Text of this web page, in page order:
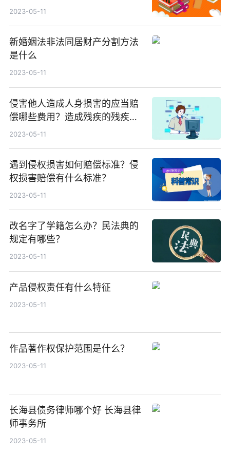
2023-05-11
新婚姻法非法同居财产分割方法
是什么
2023-05-11
侵害他人造成人身损害的应当赔
偿哪些费用？造成残疾的残疾辅
助器费用谁出？
2023-05-11
遇到侵权损害如何赔偿标准？侵
权损害赔偿有什么标准？
2023-05-11
改名字了学籍怎么办？民法典的
规定有哪些？
2023-05-11
产品侵权责任有什么特征
2023-05-11
作品著作权保护范围是什么？
2023-05-11
长海县债务律师哪个好 长海县律
师事务所
2023-05-11